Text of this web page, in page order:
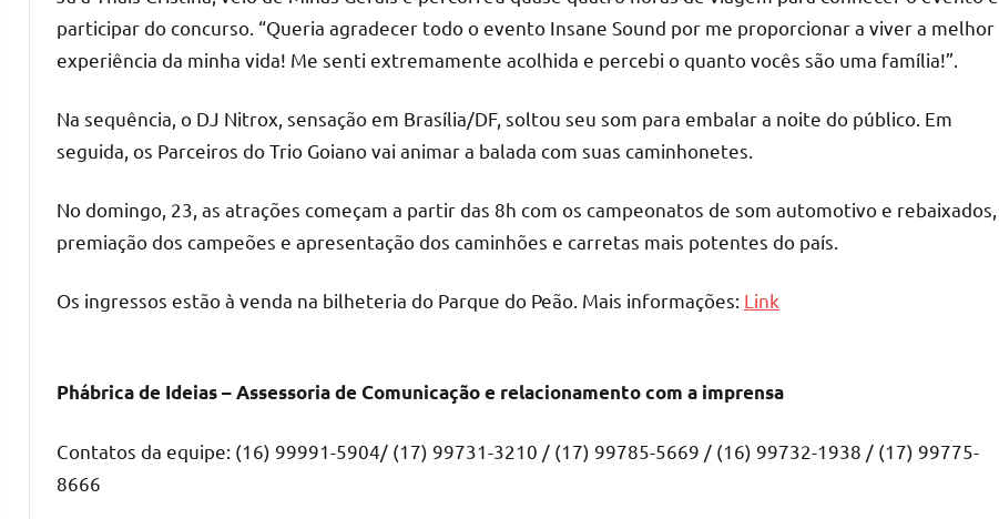
participar do concurso. “Queria agradecer todo o evento Insane Sound por me proporcionar a viver a melhor
experiência da minha vida! Me senti extremamente acolhida e percebi o quanto vocês são uma família!”.
Na sequência, o DJ Nitrox, sensação em Brasília/DF, soltou seu som para embalar a noite do público. Em
seguida, os Parceiros do Trio Goiano vai animar a balada com suas caminhonetes.
No domingo, 23, as atrações começam a partir das 8h com os campeonatos de som automotivo e rebaixados,
premiação dos campeões e apresentação dos caminhões e carretas mais potentes do país.
Os ingressos estão à venda na bilheteria do Parque do Peão. Mais informações: Link
Phábrica de Ideias – Assessoria de Comunicação e relacionamento com a imprensa
Contatos da equipe: (16) 99991-5904/ (17) 99731-3210 / (17) 99785-5669 / (16) 99732-1938 / (17) 99775-
8666